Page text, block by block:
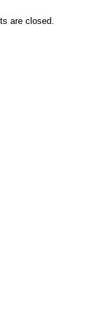
are closed.